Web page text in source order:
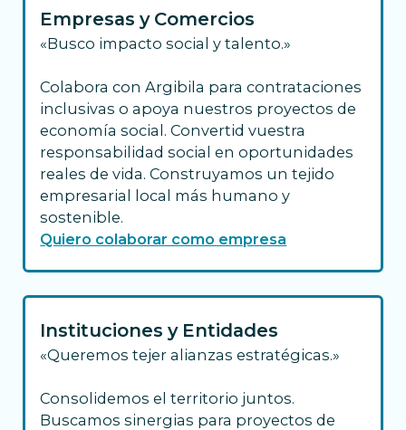
Empresas y Comercios
«Busco impacto social y talento.»
Colabora con Argibila para contrataciones
inclusivas o apoya nuestros proyectos de
economía social. Convertid vuestra
responsabilidad social en oportunidades
reales de vida. Construyamos un tejido
empresarial local más humano y
sostenible.
Quiero colaborar como empresa
Instituciones y Entidades
«Queremos tejer alianzas estratégicas.»
Consolidemos el territorio juntos.
Buscamos sinergias para proyectos de